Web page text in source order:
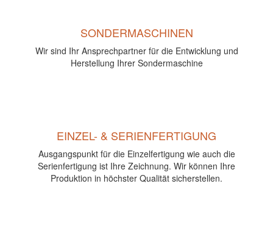
SONDERMASCHINEN
Wir sind Ihr Ansprechpartner für die Entwicklung und
Herstellung Ihrer Sondermaschine
EINZEL- & SERIENFERTIGUNG
Ausgangspunkt für die Einzelfertigung wie auch die
Serienfertigung ist Ihre Zeichnung. Wir können Ihre
Produktion in höchster Qualität sicherstellen.